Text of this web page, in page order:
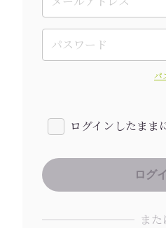
パ
ログインしたまま
また